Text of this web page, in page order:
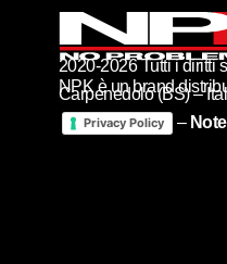
NPK è un brand
2020-2026 Tutti i diritti
Carpenedolo (BS) –
Privacy Policy –